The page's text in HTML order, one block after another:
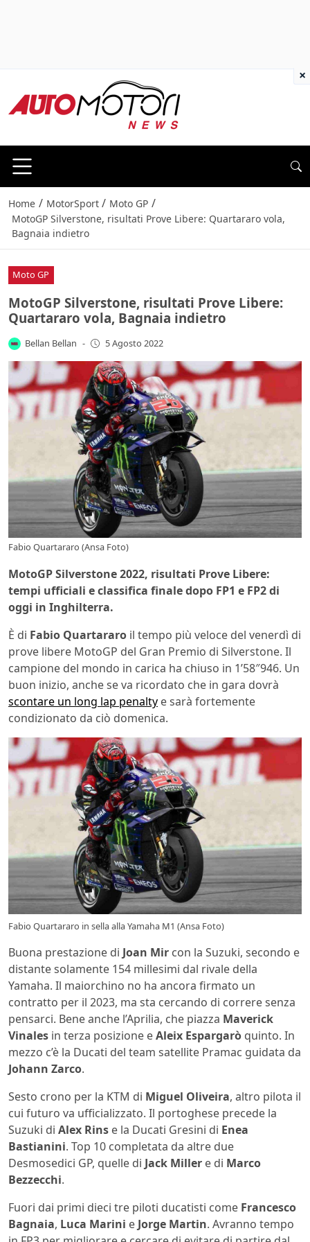
Home / MotorSport / Moto GP /
MotoGP Silverstone, risultati Prove Libere: Quartararo vola,
Bagnaia indietro
Moto GP
MotoGP Silverstone, risultati Prove Libere:
Quartararo vola, Bagnaia indietro
Bellan Bellan - 5 Agosto 2022
Fabio Quartararo (Ansa Foto)
MotoGP Silverstone 2022, risultati Prove Libere:
tempi ufficiali e classifica finale dopo FP1 e FP2 di
oggi in Inghilterra.
È di Fabio Quartararo il tempo più veloce del venerdì di
prove libere MotoGP del Gran Premio di Silverstone. Il
campione del mondo in carica ha chiuso in 1’58″946. Un
buon inizio, anche se va ricordato che in gara dovrà
scontare un long lap penalty e sarà fortemente
condizionato da ciò domenica.
Fabio Quartararo in sella alla Yamaha M1 (Ansa Foto)
Buona prestazione di Joan Mir con la Suzuki, secondo e
distante solamente 154 millesimi dal rivale della
Yamaha. Il maiorchino no ha ancora firmato un
contratto per il 2023, ma sta cercando di correre senza
pensarci. Bene anche l’Aprilia, che piazza Maverick
Vinales in terza posizione eAleix Espargarò quinto. In
mezzo c’è la Ducati del team satellite Pramac guidata da
Johann Zarco.
Sesto crono per la KTM di Miguel Oliveira, altro pilota il
cui futuro va ufficializzato. Il portoghese precede la
Suzuki di Alex Rins e la Ducati Gresini di Enea
Bastianini. Top 10 completata da altre due
Desmosedici GP, quelle di Jack Miller e di Marco
Bezzecchi.
Fuori dai primi dieci tre piloti ducatisti come Francesco
Bagnaia, Luca Marini eJorge Martin. Avranno tempo
×